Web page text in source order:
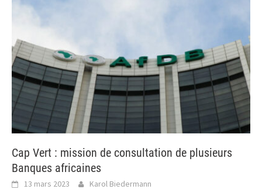
Cap Vert : mission de consultation de plusieurs
Banques africaines
13 mars 2023 Karol Biedermann